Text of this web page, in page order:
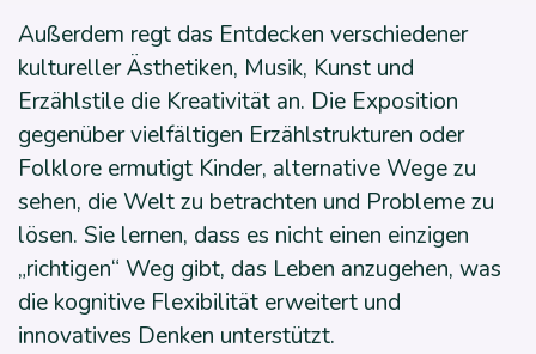
Außerdem regt das Entdecken verschiedener
kultureller Ästhetiken, Musik, Kunst und
Erzählstile die Kreativität an. Die Exposition
gegenüber vielfältigen Erzählstrukturen oder
Folklore ermutigt Kinder, alternative Wege zu
sehen, die Welt zu betrachten und Probleme zu
lösen. Sie lernen, dass es nicht einen einzigen
„richtigen“ Weg gibt, das Leben anzugehen, was
die kognitive Flexibilität erweitert und
innovatives Denken unterstützt.